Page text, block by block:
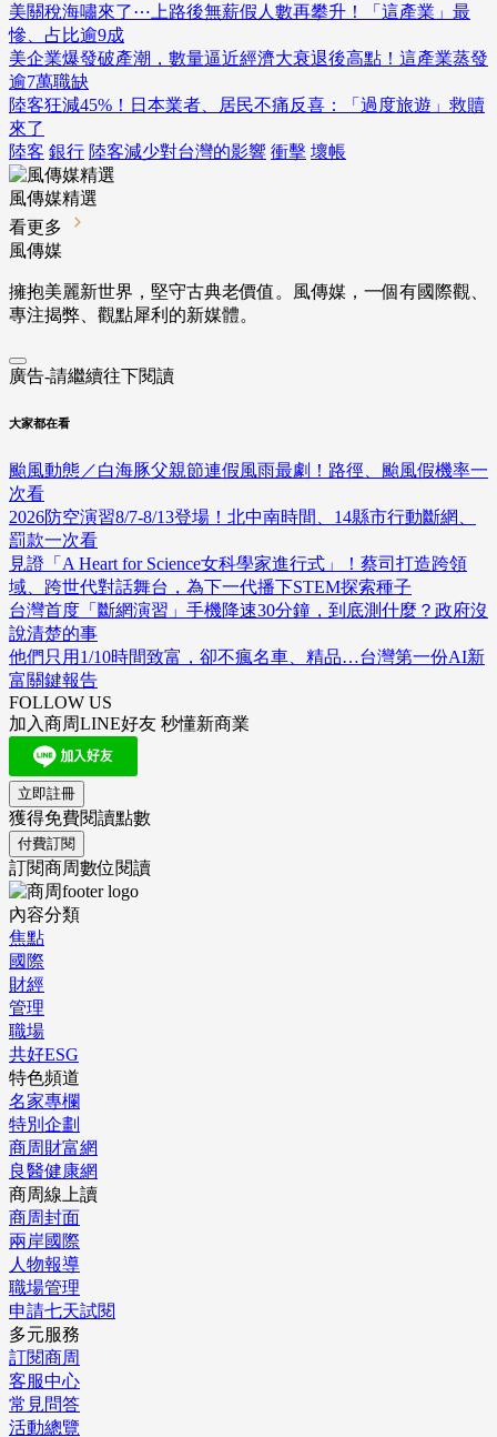
美關稅海嘯來了⋯上路後無薪假人數再攀升！「這產業」最
慘、占比逾9成
美企業爆發破產潮，數量逼近經濟大衰退後高點！這產業蒸發
逾7萬職缺
陸客狂減45%！日本業者、居民不痛反喜：「過度旅遊」救贖
來了
陸客 銀行 陸客減少對台灣的影響 衝擊 壞帳
風傳媒精選
看更多
風傳媒
擁抱美麗新世界，堅守古典老價值。風傳媒，一個有國際觀、
專注揭弊、觀點犀利的新媒體。
廣告-請繼續往下閱讀
大家都在看
颱風動態／白海豚父親節連假風雨最劇！路徑、颱風假機率一
次看
2026防空演習8/7-8/13登場！北中南時間、14縣市行動斷網、
罰款一次看
見證「A Heart for Science女科學家進行式」！蔡司打造跨領
域、跨世代對話舞台，為下一代播下STEM探索種子
台灣首度「斷網演習」手機降速30分鐘，到底測什麼？政府沒
說清楚的事
他們只用1/10時間致富，卻不瘋名車、精品…台灣第一份AI新
富關鍵報告
FOLLOW US
加入商周LINE好友 秒懂新商業
立即註冊
獲得免費閱讀點數
付費訂閱
訂閱商周數位閱讀
內容分類
焦點
國際
財經
管理
職場
共好ESG
特色頻道
名家專欄
特別企劃
商周財富網
良醫健康網
商周線上讀
商周封面
兩岸國際
人物報導
職場管理
申請七天試閱
多元服務
訂閱商周
客服中心
常見問答
活動總覽